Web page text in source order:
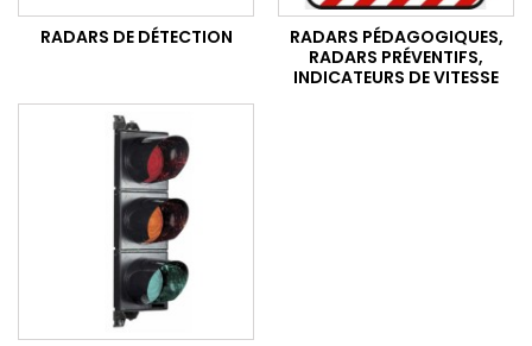
RADARS DE DÉTECTION
RADARS PÉDAGOGIQUES,
RADARS PRÉVENTIFS,
INDICATEURS DE VITESSE